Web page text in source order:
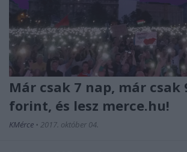
Már csak 7 nap, már csak
forint, és lesz merce.hu!
KMérce • 2017. október 04.